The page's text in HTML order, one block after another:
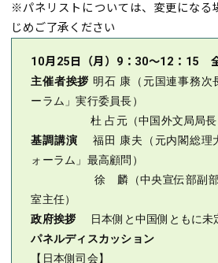
※パネリストについては、変更になる
じめご了承ください
10月25日（月）9：30～12：15
主催者挨拶 明石 康（元国連事務次
ーラム」実行委員長）
杜 占元（中国外文局局長
基調講演 福田 康夫（元内閣総理
ォーラム」最高顧問）
徐 麟（中央宣伝部副部長
室主任）
政府挨拶日本側と中国側ともに未
パネルディスカッション
【日本側司会】